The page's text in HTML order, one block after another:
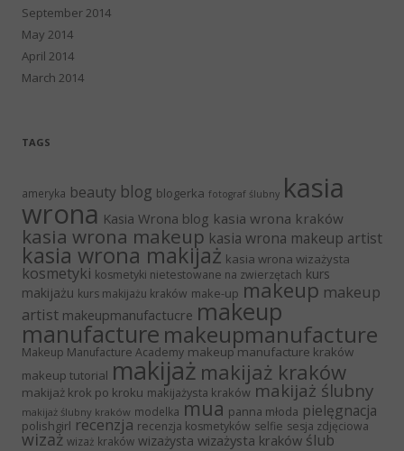
September 2014
May 2014
April 2014
March 2014
TAGS
ameryka beauty blog blogerka fotograf ślubny kasia
wrona Kasia Wrona blog kasia wrona kraków
kasia wrona makeup kasia wrona makeup artist
kasia wrona makijaż kasia wrona wizażysta
kosmetyki kosmetyki nietestowane na zwierzętach kurs
makijażu kurs makijażu kraków make-up makeup makeup
artist makeupmanufactucre makeup
manufacture makeupmanufacture
Makeup Manufacture Academy makeup manufacture kraków
makeup tutorial makijaż makijaż kraków
makijaż krok po kroku makijażysta kraków makijaż ślubny
makijaż ślubny kraków modelka mua panna młoda pielęgnacja
polishgirl recenzja recenzja kosmetyków selfie sesja zdjęciowa
wizaż wizaż kraków wizażysta wizażysta kraków ślub